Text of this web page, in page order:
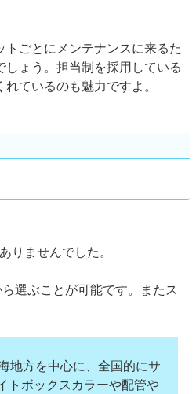
ごとにメンテナンスに来るた
ょう。担当制を採用している
ているのも魅力ですよ。
りませんでした。
選ぶことが可能です。またス
地方を中心に、全国的にサ
トボックスカラーや配管や